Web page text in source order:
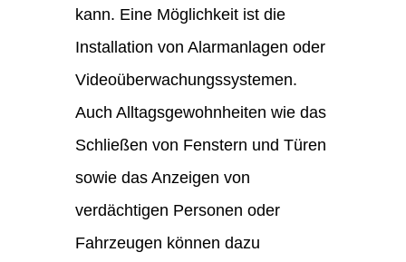
kann. Eine Möglichkeit ist die
Installation von Alarmanlagen oder
Videoüberwachungssystemen.
Auch Alltagsgewohnheiten wie das
Schließen von Fenstern und Türen
sowie das Anzeigen von
verdächtigen Personen oder
Fahrzeugen können dazu